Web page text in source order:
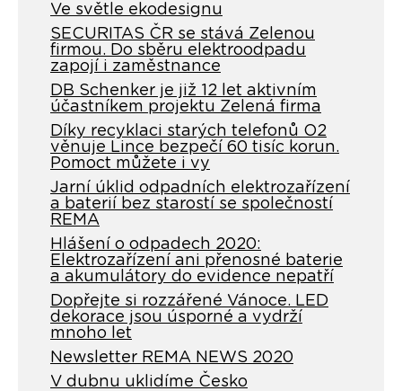
Ve světle ekodesignu
SECURITAS ČR se stává Zelenou
firmou. Do sběru elektroodpadu
zapojí i zaměstnance
DB Schenker je již 12 let aktivním
účastníkem projektu Zelená firma
Díky recyklaci starých telefonů O2
věnuje Lince bezpečí 60 tisíc korun.
Pomoct můžete i vy
Jarní úklid odpadních elektrozařízení
a baterií bez starostí se společností
REMA
Hlášení o odpadech 2020:
Elektrozařízení ani přenosné baterie
a akumulátory do evidence nepatří
Dopřejte si rozzářené Vánoce. LED
dekorace jsou úsporné a vydrží
mnoho let
Newsletter REMA NEWS 2020
V dubnu uklidíme Česko